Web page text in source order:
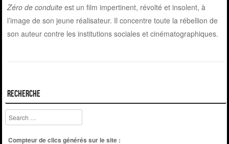
Zéro de conduite est un film impertinent, révolté et insolent, à
l’image de son jeune réalisateur. Il concentre toute la rébellion de
son auteur contre les institutions sociales et cinématographiques.
Recherche
Search
Compteur de clics générés sur le site :